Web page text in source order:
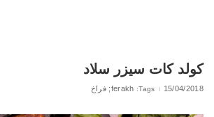
كولد كات سيزر سلاد
15/04/2018
Tags: ferakh; فراخ